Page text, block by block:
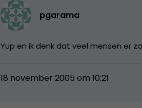
pgarama
Yup en ik denk dat veel mensen er
18 november 2005 om 10:21